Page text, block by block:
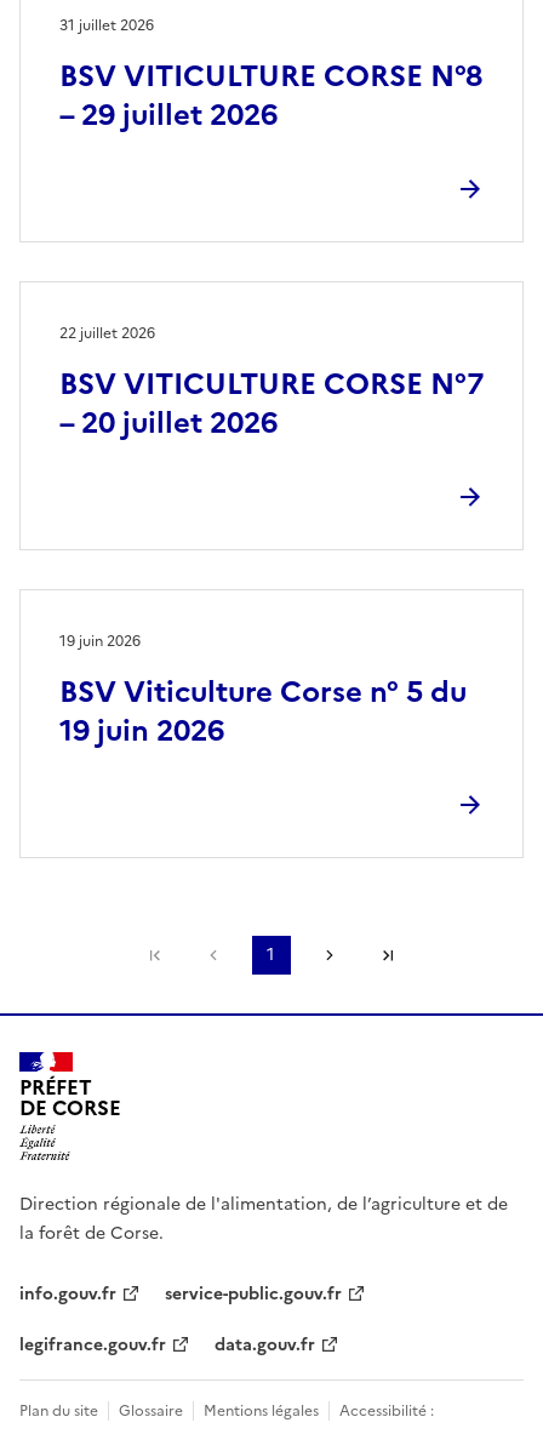
BSV VITICULTURE CORSE N°8
– 29 juillet 2026
31 juillet 2026
BSV VITICULTURE CORSE N°7
– 20 juillet 2026
22 juillet 2026
BSV Viticulture Corse n° 5 du
19 juin 2026
19 juin 2026
Première pagePage précédente
1 Page suivante
PRÉFET
DE CORSE
Direction régionale de l'alimentation, de l’agriculture et de
la forêt de Corse.
info.gouv.fr
service-public.gouv.fr
legifrance.gouv.fr
data.gouv.fr
Plan du site Glossaire Mentions légales Accessibilité :